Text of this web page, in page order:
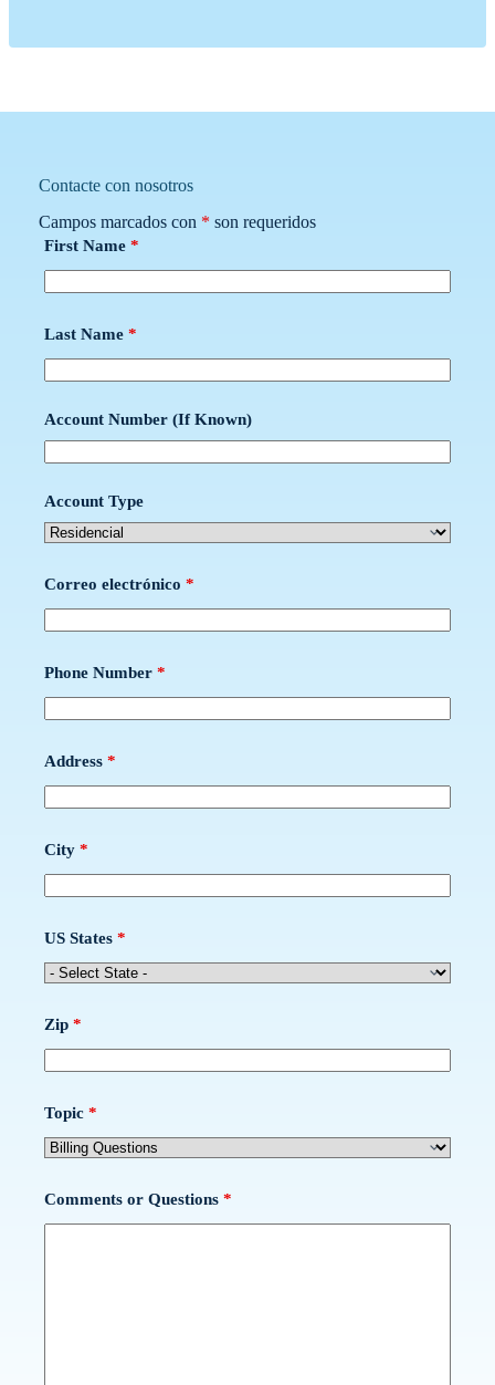
Contacte con nosotros
Campos marcados con * son requeridos
First Name *
Last Name *
Account Number (If Known)
Account Type
Correo electrónico *
Phone Number *
Address *
City *
US States *
Zip *
Topic *
Comments or Questions *